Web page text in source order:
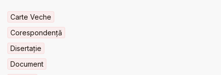
Carte Veche
Corespondență
Disertație
Document